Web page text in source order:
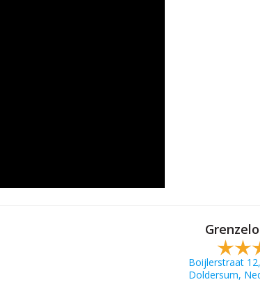
Boijlerstraat 12,
Doldersum,